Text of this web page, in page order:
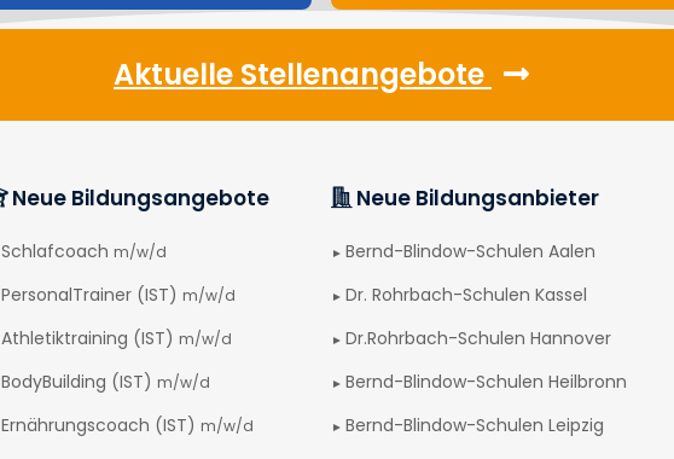
Aktuelle Stellenangebote
Neue Bildungsangebote
Schlafcoach m/w/d
PersonalTrainer (IST) m/w/d
Athletiktraining (IST) m/w/d
BodyBuilding (IST) m/w/d
Ernährungscoach (IST) m/w/d
Neue Bildungsanbieter
Bernd-Blindow-Schulen Aalen
Dr. Rohrbach-Schulen Kassel
Dr.Rohrbach-Schulen Hannover
Bernd-Blindow-Schulen Heilbronn
Bernd-Blindow-Schulen Leipzig